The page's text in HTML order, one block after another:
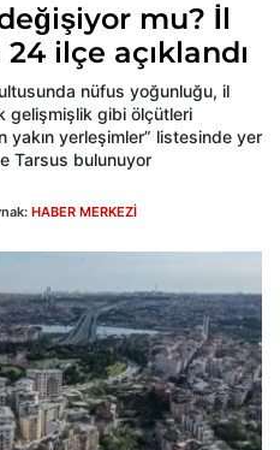
mu? İl
ilçe açıklandı
nüfus yoğunluğu, il
gelişmişlik gibi ölçütleri
yakın yerleşimler” listesinde yer
Tarsus bulunuyor
HABER MERKEZİ